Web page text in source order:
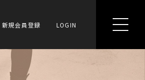
新規会員登録 LOGIN